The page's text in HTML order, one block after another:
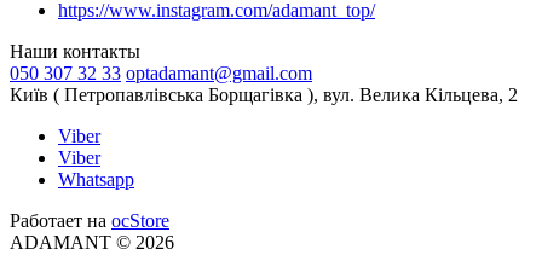
https://www.instagram.com/adamant_top/
Наши контакты
050 307 32 33 optadamant@gmail.com
Київ ( Петропавлівська Борщагівка ), вул. Велика Кільцева, 2
Viber
Viber
Whatsapp
Работает на ocStore
ADAMANT © 2026